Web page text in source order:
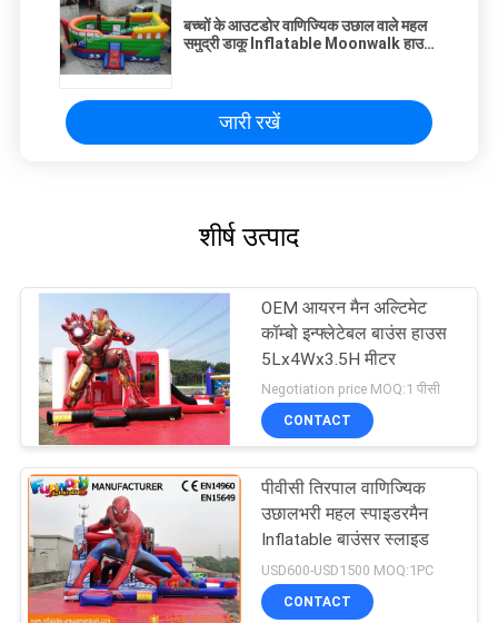
बच्चों के आउटडोर वाणिज्यिक उछाल वाले महल
समुद्री डाकू Inflatable Moonwalk हाउस
जारी रखें
शीर्ष उत्पाद
OEM आयरन मैन अल्टिमेट
कॉम्बो इन्फ्लेटेबल बाउंस हाउस
5Lx4Wx3.5H मीटर
Negotiation price MOQ:1 पीसी
CONTACT
पीवीसी तिरपाल वाणिज्यिक
उछालभरी महल स्पाइडरमैन
Inflatable बाउंसर स्लाइड
USD600-USD1500 MOQ:1PC
CONTACT